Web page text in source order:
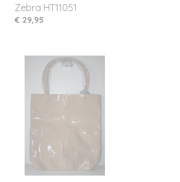
Zebra HT11051
€ 29,95